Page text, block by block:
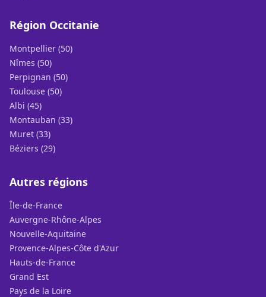
Région Occitanie
Montpellier (50)
Nîmes (50)
Perpignan (50)
Toulouse (50)
Albi (45)
Montauban (33)
Muret (33)
Béziers (29)
Autres régions
Île-de-France
Auvergne-Rhône-Alpes
Nouvelle-Aquitaine
Provence-Alpes-Côte d'Azur
Hauts-de-France
Grand Est
Pays de la Loire